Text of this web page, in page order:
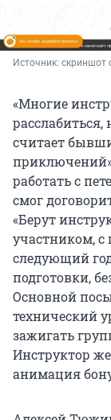
Источник: скриншот
«Многие
считает
приключений»
работать с
смог
«Берут
участником, с
следующий
подготовки,
Основной
технический
зажигать
Инструктор
анимация